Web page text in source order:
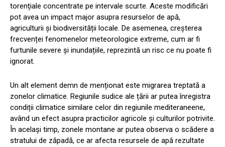
torențiale concentrate pe intervale scurte. Aceste modificări
pot avea un impact major asupra resurselor de apă,
agriculturii și biodiversității locale. De asemenea, creșterea
frecvenței fenomenelor meteorologice extreme, cum ar fi
furtunile severe și inundațiile, reprezintă un risc ce nu poate fi
ignorat.
Un alt element demn de menționat este migrarea treptată a
zonelor climatice. Regiunile sudice ale țării ar putea înregistra
condiții climatice similare celor din regiunile mediteraneene,
având un efect asupra practicilor agricole și culturilor potrivite.
În același timp, zonele montane ar putea observa o scădere a
stratului de zăpadă, ce ar afecta resursele de apă rezultate